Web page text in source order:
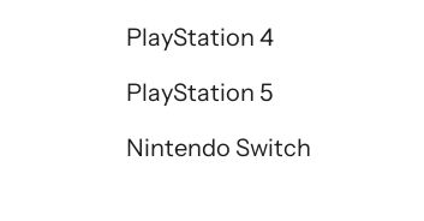
PlayStation 4
PlayStation 5
Nintendo Switch